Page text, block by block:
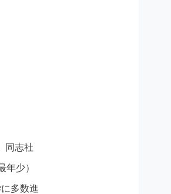
同志社
少）
多数進